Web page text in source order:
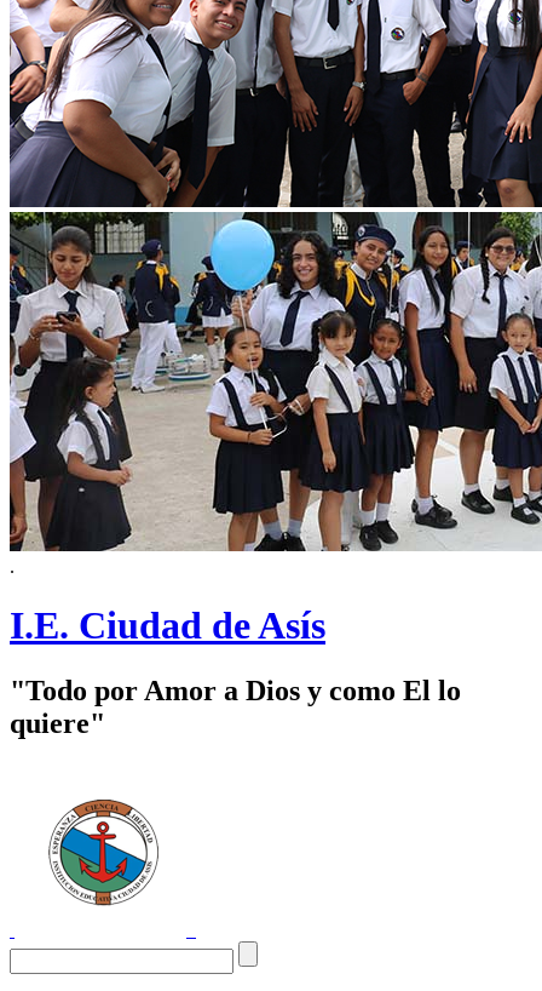
.
I.E. Ciudad de Asís
"Todo por Amor a Dios y como El lo
quiere"